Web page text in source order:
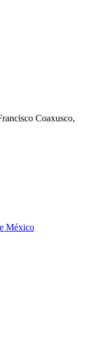
Coaxusco,
México